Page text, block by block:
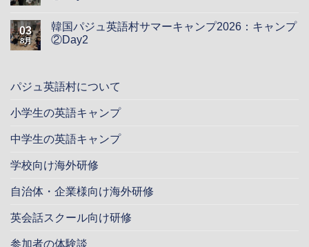
03
8月
韓国パジュ英語村サマーキャンプ2026：キャンプ
②Day2
パジュ英語村について
小学生の英語キャンプ
中学生の英語キャンプ
学校向け海外研修
自治体・企業様向け海外研修
英会話スクール向け研修
参加者の体験談